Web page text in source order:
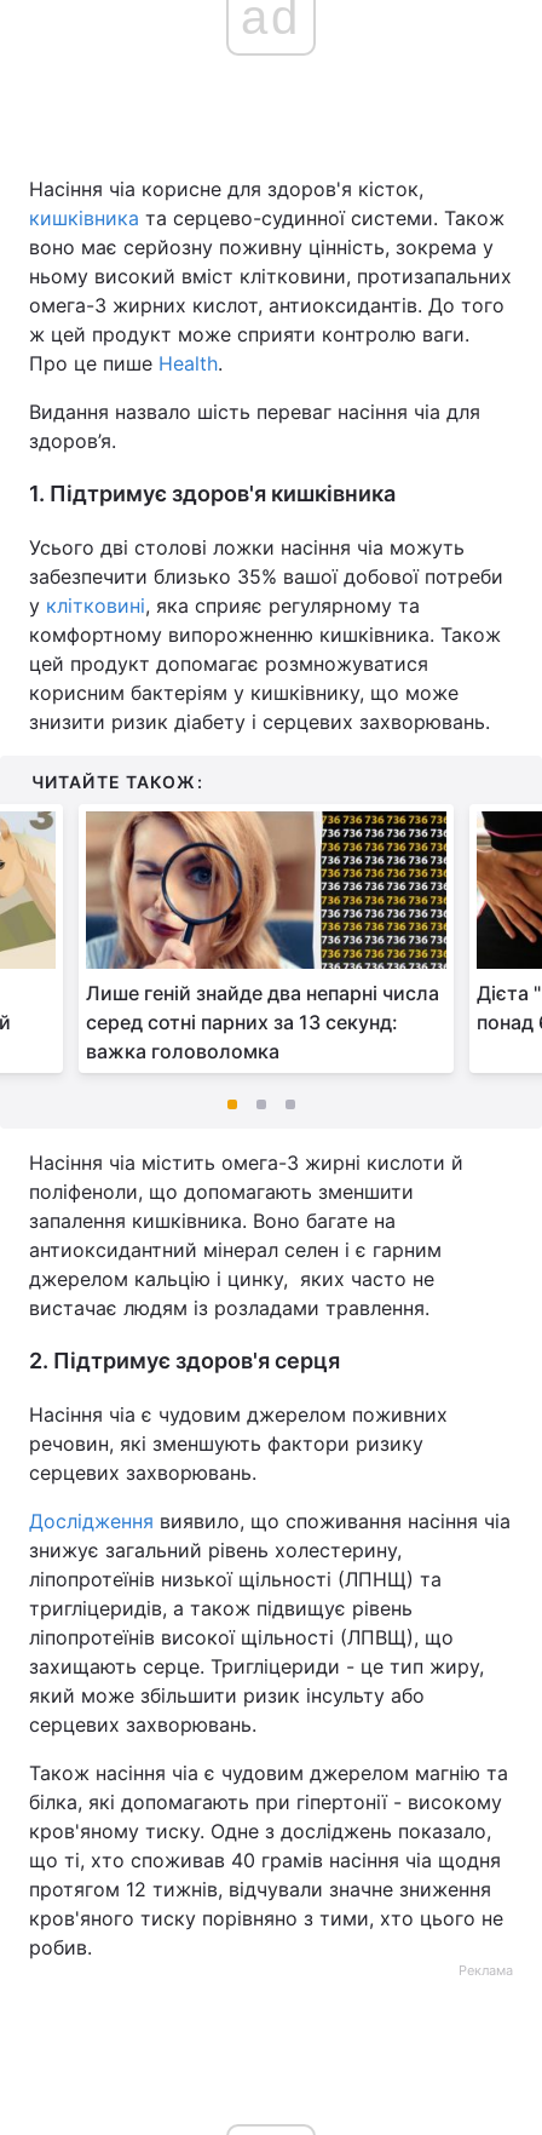
ad
Насіння чіа корисне для здоров'я кісток,
кишківника та серцево-судинної системи. Також
воно має серйозну поживну цінність, зокрема у
ньому високий вміст клітковини, протизапальних
омега-3 жирних кислот, антиоксидантів. До того
ж цей продукт може сприяти контролю ваги.
Про це пише Health.
Видання назвало шість переваг насіння чіа для
здоров’я.
1. Підтримує здоров'я кишківника
Усього дві столові ложки насіння чіа можуть
забезпечити близько 35% вашої добової потреби
у клітковині, яка сприяє регулярному та
комфортному випорожненню кишківника. Також
цей продукт допомагає розмножуватися
корисним бактеріям у кишківнику, що може
знизити ризик діабету і серцевих захворювань.
ЧИТАЙТЕ ТАКОЖ:
Лише геній знайде два непарні числа
серед сотні парних за 13 секунд:
важка головоломка
Дієта
понад
Насіння чіа містить омега-3 жирні кислоти й
поліфеноли, що допомагають зменшити
запалення кишківника. Воно багате на
антиоксидантний мінерал селен і є гарним
джерелом кальцію і цинку, яких часто не
вистачає людям із розладами травлення.
2. Підтримує здоров'я серця
Насіння чіа є чудовим джерелом поживних
речовин, які зменшують фактори ризику
серцевих захворювань.
Дослідження виявило, що споживання насіння чіа
знижує загальний рівень холестерину,
ліпопротеїнів низької щільності (ЛПНЩ) та
тригліцеридів, а також підвищує рівень
ліпопротеїнів високої щільності (ЛПВЩ), що
захищають серце. Тригліцериди - це тип жиру,
який може збільшити ризик інсульту або
серцевих захворювань.
Також насіння чіа є чудовим джерелом магнію та
білка, які допомагають при гіпертонії - високому
кров'яному тиску. Одне з досліджень показало,
що ті, хто споживав 40 грамів насіння чіа щодня
протягом 12 тижнів, відчували значне зниження
кров'яного тиску порівняно з тими, хто цього не
робив.
Реклама